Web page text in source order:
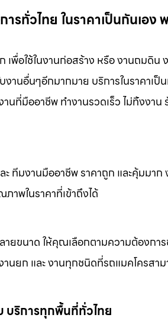
ารทั่วไทย ในราคาเป็นกันเอง
เพื่อใช้ในงานก่อสร้าง หรือ งานถมดิน
นอื่นๆอีกมากมาย บริการในราคาเป็
ที่มืออาชีพ ทำงานรวดเร็ว ไม่ทิ้งงาน
ทีมงานมืออาชีพ ราคาถูก และคุ้มมาก
าพในราคาที่เข้าถึงได้
ายขนาด ให้คุณเลือกตามความต้องกา
ยก และ งานทุกชนิดที่รถแมคโครสาม
บริการทุกพื้นที่ทั่วไทย